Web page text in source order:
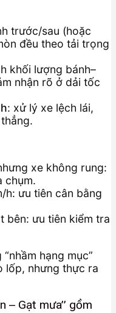
trước/sau (hoặc
đều theo tải trọng
khối lượng bánh–
nhận rõ ở dải tốc
: xử lý xe lệch lái,
xe không rung:
chụm.
h: ưu tiên cân bằng
bên: ưu tiên kiểm tra
hạng mục”
lốp, nhưng thực ra
– Gạt mưa” gồm